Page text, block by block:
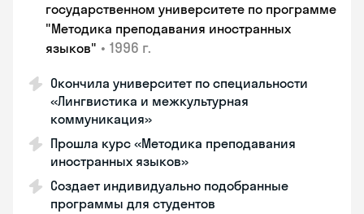
государственном университете по программе
"Методика преподавания иностранных
языков" • 1996 г.
Окончила университет по специальности
«Лингвистика и межкультурная
коммуникация»
Прошла курс «Методика преподавания
иностранных языков»
Создает индивидуально подобранные
программы для студентов